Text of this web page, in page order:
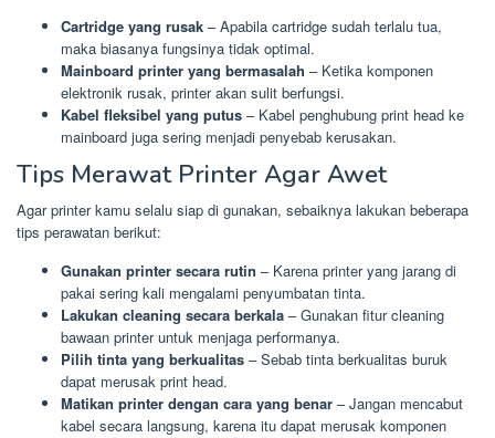
Cartridge yang rusak – Apabila cartridge sudah terlalu tua,
maka biasanya fungsinya tidak optimal.
Mainboard printer yang bermasalah – Ketika komponen
elektronik rusak, printer akan sulit berfungsi.
Kabel fleksibel yang putus – Kabel penghubung print head ke
mainboard juga sering menjadi penyebab kerusakan.
Tips Merawat Printer Agar Awet
Agar printer kamu selalu siap di gunakan, sebaiknya lakukan beberapa
tips perawatan berikut:
Gunakan printer secara rutin – Karena printer yang jarang di
pakai sering kali mengalami penyumbatan tinta.
Lakukan cleaning secara berkala – Gunakan fitur cleaning
bawaan printer untuk menjaga performanya.
Pilih tinta yang berkualitas – Sebab tinta berkualitas buruk
dapat merusak print head.
Matikan printer dengan cara yang benar – Jangan mencabut
kabel secara langsung, karena itu dapat merusak komponen